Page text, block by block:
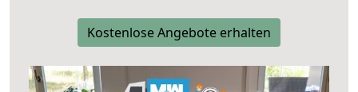
Kostenlose Angebote erhalten